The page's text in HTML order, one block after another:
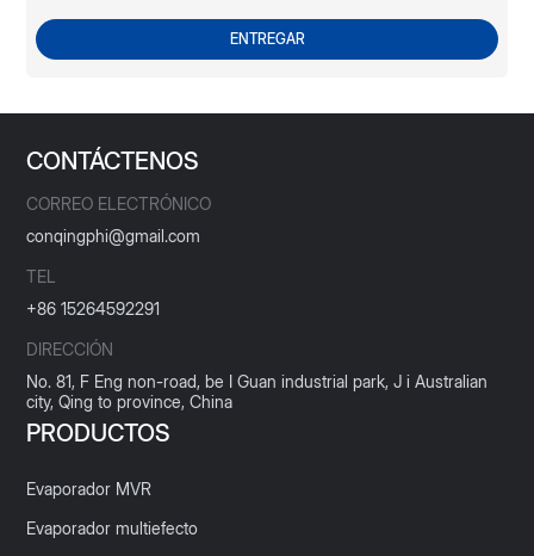
ENTREGAR
CONTÁCTENOS
CORREO ELECTRÓNICO
conqingphi@gmail.com
TEL
+86 15264592291
DIRECCIÓN
No. 81, F Eng non-road, be I Guan industrial park, J i Australian
city, Qing to province, China
PRODUCTOS
Evaporador MVR
Evaporador multiefecto